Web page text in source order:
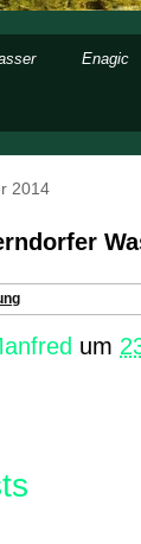
Enagic
2014
um